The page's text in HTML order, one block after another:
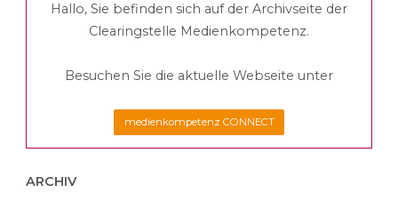
Beiträge
Hallo, Sie befinden sich auf der Archivseite der
Clearingstelle Medienkompetenz.
Besuchen Sie die aktuelle Webseite unter
medienkompetenz CONNECT
ARCHIV